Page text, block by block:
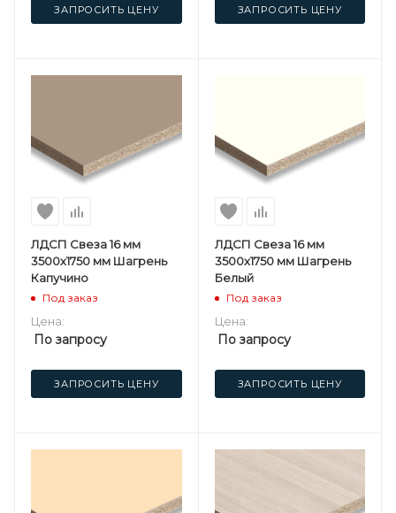
ЗАПРОСИТЬ ЦЕНУ ЗАПРОСИТЬ ЦЕНУ
ЛДСП Свеза 16 мм
3500х1750 мм Шагрень
Капучино
Под заказ
Цена:
По запросу
ЗАПРОСИТЬ ЦЕНУ
ЛДСП Свеза 16 мм
3500х1750 мм Шагрень
Белый
Под заказ
Цена:
По запросу
ЗАПРОСИТЬ ЦЕНУ